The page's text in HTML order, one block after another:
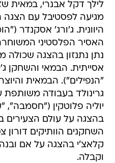
לילך דקל אבנרי, במאית
מגיעה לפסטיבל עם הצגה
היוונית. ג'ורג' אסקנדר
האסיר הפלסטיני
נתן נתנזון בהצגה
"הנפילים"). הבמאית
גרינולד בעבודה משותפת
יוליה פלוטקין ("חסמבה",
בהצגה על עולם הצעירים
השחקנים הוותיקים דורון
קלאצ'י בהצגה על אם
וקבלה.